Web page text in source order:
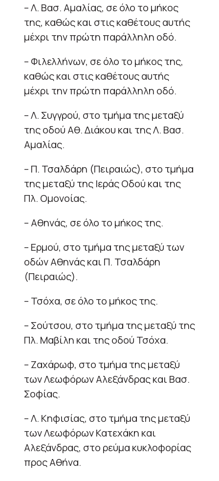
– Λ. Βασ. Αμαλίας, σε όλο το μήκος
της, καθώς και στις καθέτους αυτής
μέχρι την πρώτη παράλληλη οδό.
– Φιλελλήνων, σε όλο το μήκος της,
καθώς και στις καθέτους αυτής
μέχρι την πρώτη παράλληλη οδό.
– Λ. Συγγρού, στο τμήμα της μεταξύ
της οδού Αθ. Διάκου και της Λ. Βασ.
Αμαλίας.
– Π. Τσαλδάρη (Πειραιώς), στο τμήμα
της μεταξύ της Ιεράς Οδού και της
Πλ. Ομονοίας.
– Αθηνάς, σε όλο το μήκος της.
– Ερμού, στο τμήμα της μεταξύ των
οδών Αθηνάς και Π. Τσαλδάρη
(Πειραιώς).
– Τσόχα, σε όλο το μήκος της.
– Σούτσου, στο τμήμα της μεταξύ της
Πλ. Μαβίλη και της οδού Τσόχα.
– Ζαχάρωφ, στο τμήμα της μεταξύ
των Λεωφόρων Αλεξάνδρας και Βασ.
Σοφίας.
– Λ. Κηφισίας, στο τμήμα της μεταξύ
των Λεωφόρων Κατεχάκη και
Αλεξάνδρας, στο ρεύμα κυκλοφορίας
προς Αθήνα.